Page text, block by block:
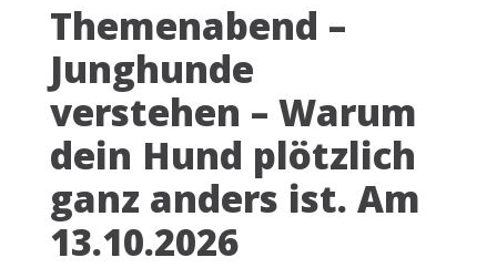
Themenabend –
Junghunde
verstehen – Warum
dein Hund plötzlich
ganz anders ist. Am
13.10.2026